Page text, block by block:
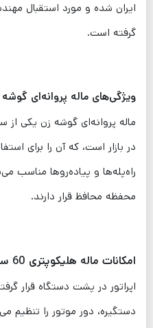
ایران شده و مورد استقبال
گرفته است.
ویژگی‌های ماله پروانه‌ای
ماله پروانه‌ای گوشه زن یکی از
در بازار است، که آن را برای
راه‌پله‌ها و پیاده‌روها مناسب
محفظه محافظ قرار دارند.
امکانات ماله هلیکوپتری 60 سانت
اپراتور در پشت دستگاه قرار
دستگیره، دور موتور را تنظیم